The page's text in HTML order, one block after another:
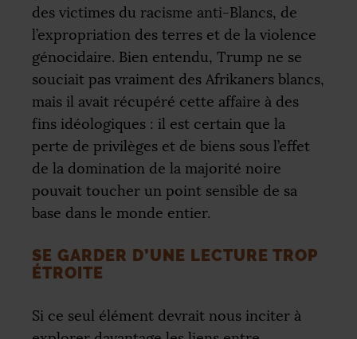
des victimes du racisme anti-Blancs, de
l’expropriation des terres et de la violence
génocidaire. Bien entendu, Trump ne se
souciait pas vraiment des Afrikaners blancs,
mais il avait récupéré cette affaire à des
fins idéologiques : il est certain que la
perte de privilèges et de biens sous l’effet
de la domination de la majorité noire
pouvait toucher un point sensible de sa
base dans le monde entier.
SE GARDER D’UNE LECTURE TROP
ÉTROITE
Si ce seul élément devrait nous inciter à